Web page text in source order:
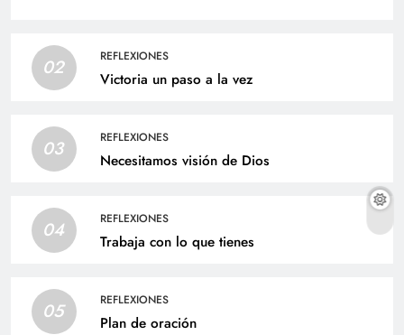
02 REFLEXIONES
Victoria un paso a la vez
03 REFLEXIONES
Necesitamos visión de Dios
04 REFLEXIONES
Trabaja con lo que tienes
05 REFLEXIONES
Plan de oración